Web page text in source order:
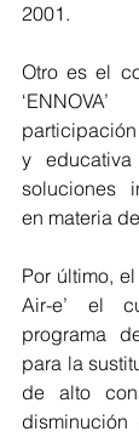
2001.
Otro es el
y
soluciones
en materia
Por último,
Air-e’ el
programa
para la
de alto